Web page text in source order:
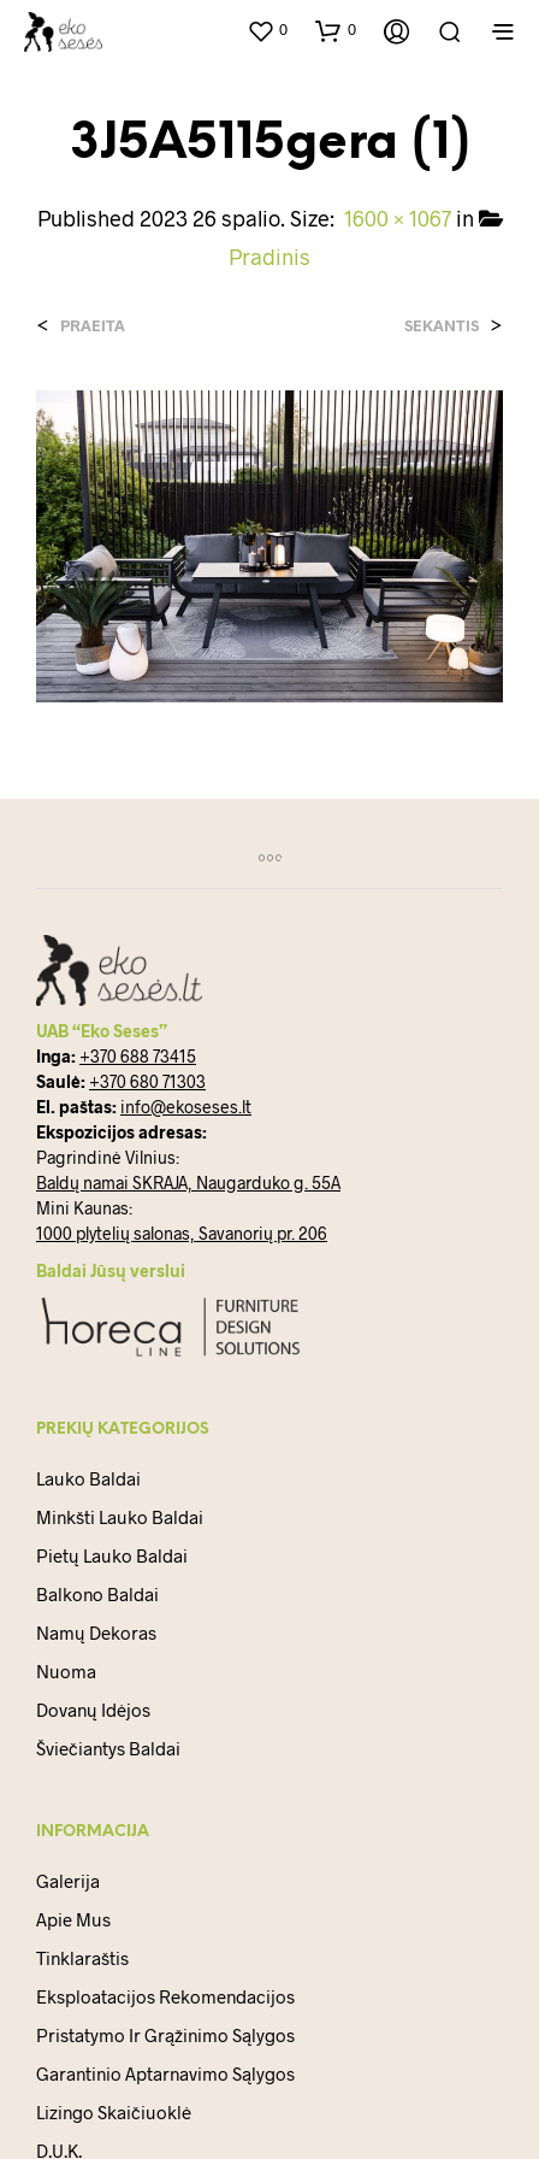
0 0
3J5A5115gera (1)
Published 2023 26 spalio. Size: 1600 × 1067in
Pradinis
< PRAEITA SEKANTIS >
UAB “Eko Seses”
Inga: +370 688 73415
Saulė: +370 680 71303
El. paštas: info@ekoseses.lt
Ekspozicijos adresas:
Pagrindinė Vilnius:
Baldų namai SKRAJA, Naugarduko g. 55A
Mini Kaunas:
1000 plytelių salonas, Savanorių pr. 206
Baldai Jūsų verslui
PREKIŲ KATEGORIJOS
Lauko Baldai
Minkšti Lauko Baldai
Pietų Lauko Baldai
Balkono Baldai
Namų Dekoras
Nuoma
Dovanų Idėjos
Šviečiantys Baldai
INFORMACIJA
Galerija
Apie Mus
Tinklaraštis
Eksploatacijos Rekomendacijos
Pristatymo Ir Grąžinimo Sąlygos
Garantinio Aptarnavimo Sąlygos
Lizingo Skaičiuoklė
D.U.K.